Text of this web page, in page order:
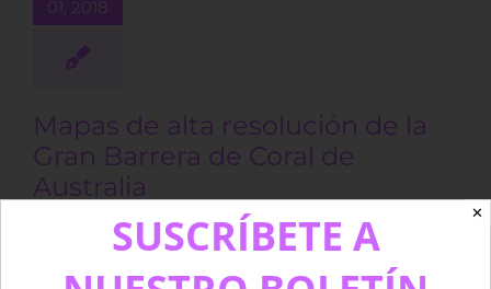
01, 2018
Australia
Mapas de alta resolución de la
Gran Barrera de Coral de
Australia
enero 26th, 2018
Se acaban de compartir al público en general los
✕
SUSCRÍBETE A